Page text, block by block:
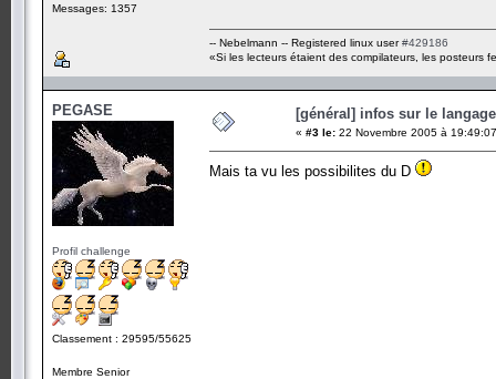
Messages: 1357
-- Nebelmann -- Registered linux user#429186
«Si les lecteurs étaient des compilateurs, les posteurs
PEGASE
Profil challenge
Classement : 29595/55625
Membre Senior
[général] infos sur le
« #3 le: 22 Novembre 2005 à
Mais ta vu les possibilites du D